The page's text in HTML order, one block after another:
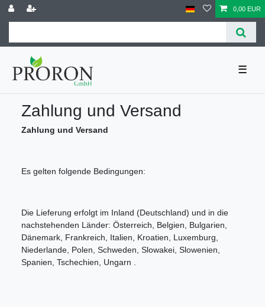
0,00 EUR
☰
Zahlung und Versand
Zahlung und Versand
Es gelten folgende Bedingungen:
Die Lieferung erfolgt im Inland (Deutschland) und in die
nachstehenden Länder: Österreich, Belgien, Bulgarien,
Dänemark, Frankreich, Italien, Kroatien, Luxemburg,
Niederlande, Polen, Schweden, Slowakei, Slowenien,
Spanien, Tschechien, Ungarn .